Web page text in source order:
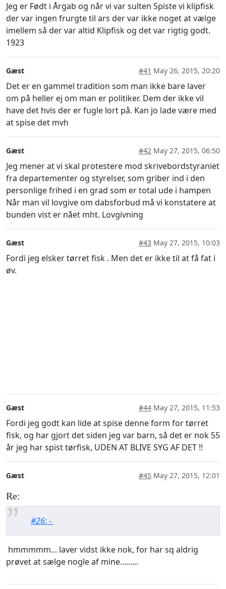
Jeg er Født i Årgab og når vi var sulten Spiste vi klipfisk
der var ingen frurgte til ars der var ikke noget at vælge
imellem så der var altid Klipfisk og det var rigtig godt.
1923
Gæst #41 May 26, 2015, 20:20
Det er en gammel tradition som man ikke bare laver
om på heller ej om man er politiker. Dem der ikke vil
have det hvis der er fugle lort på. Kan jo lade være med
at spise det mvh
Gæst #42 May 27, 2015, 06:50
Jeg mener at vi skal protestere mod skrivebordstyraniet
fra departementer og styrelser, som griber ind i den
personlige frihed i en grad som er total ude i hampen
Når man vil lovgive om dabsforbud må vi konstatere at
bunden vist er nået mht. Lovgivning
Gæst #43 May 27, 2015, 10:03
Fordi jeg elsker tørret fisk . Men det er ikke til at få fat i
øv.
Gæst #44 May 27, 2015, 11:53
Fordi jeg godt kan lide at spise denne form for tørret
fisk, og har gjort det siden jeg var barn, så det er nok 55
år jeg har spist tørfisk, UDEN AT BLIVE SYG AF DET !!
Gæst #45 May 27, 2015, 12:01
Re:
#26: -
hmmmmm... laver vidst ikke nok, for har sq aldrig
prøvet at sælge nogle af mine.........